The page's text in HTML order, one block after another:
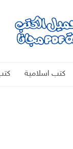
كتب اسلامية